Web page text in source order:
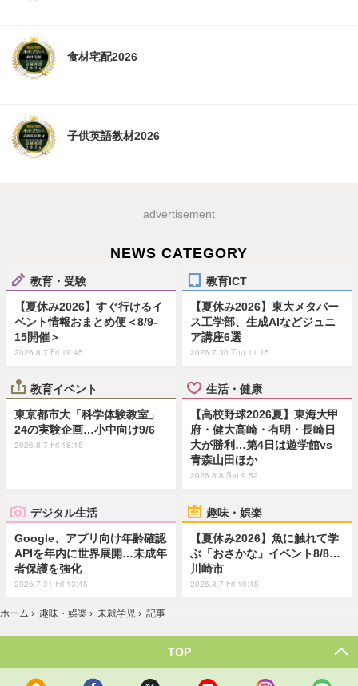
食材宅配2026
子供英語教材2026
advertisement
NEWS CATEGORY
教育・受験
【夏休み2026】すぐ行けるイ
ベント情報おまとめ便＜8/9-
15開催＞
2026.8.7 Fri 19:45
教育ICT
【夏休み2026】東大メタバー
ス工学部、生成AIなどジュニ
ア講座6選
2026.7.30 Thu 11:15
教育イベント
東京都市大「科学体験教室」
24の実験企画…小中向け9/6
2026.8.7 Fri 18:15
生活・健康
【高校野球2026夏】東海大甲
府・健大高崎・有明・長崎日
大が勝利…第4日は遊学館vs
青森山田ほか
2026.8.8 Sat 9:52
デジタル生活
Google、アプリ向け年齢確認
APIを年内に世界展開…未成年
者保護を強化
2026.7.31 Fri 13:45
趣味・娯楽
【夏休み2026】魚に触れて学
ぶ「おさかな」イベント8/8…
川崎市
2026.8.7 Fri 10:45
ホーム › 趣味・娯楽 › 未就学児 › 記事
TOP